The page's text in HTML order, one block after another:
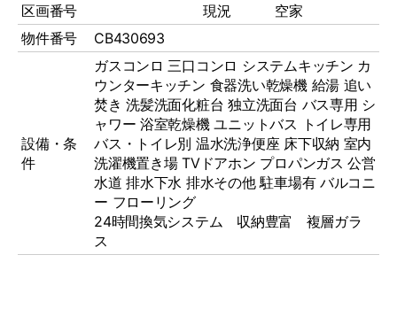
区画番号 現況
空家
物件番号
CB430693
設備・条
件
ガスコンロ 三口コンロ システムキッチン カ
ウンターキッチン 食器洗い乾燥機 給湯 追い
焚き 洗髪洗面化粧台 独立洗面台 バス専用 シ
ャワー 浴室乾燥機 ユニットバス トイレ専用
バス・トイレ別 温水洗浄便座 床下収納 室内
洗濯機置き場 TVドアホン プロパンガス 公営
水道 排水下水 排水その他 駐車場有 バルコニ
ー フローリング
24時間換気システム 収納豊富 複層ガラ
ス